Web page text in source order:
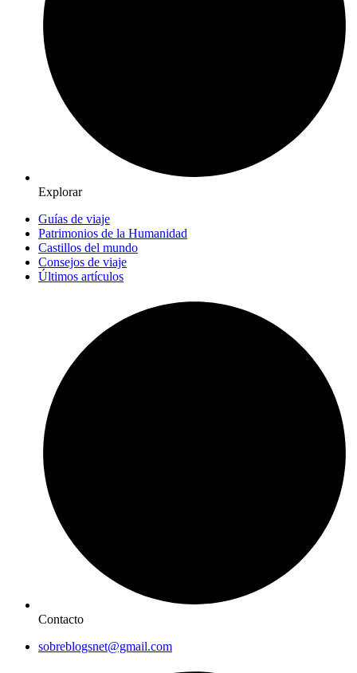
Explorar
Guías de viaje
Patrimonios de la Humanidad
Castillos del mundo
Consejos de viaje
Últimos artículos
Contacto
sobreblogsnet@gmail.com